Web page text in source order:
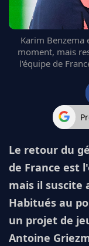
Karim
moment, mais
l'équipe de
Le retour du
de France est
mais il suscite
Habitués au
un projet de
Antoine